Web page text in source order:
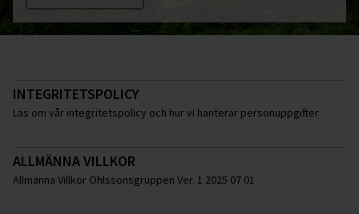
INTEGRITETSPOLICY
Läs om vår integritetspolicy och hur vi hanterar personuppgifter
ALLMÄNNA VILLKOR
Allmänna Villkor Ohlssonsgruppen Ver. 1 2025 07 01